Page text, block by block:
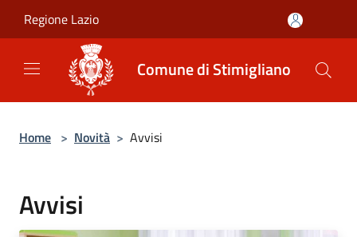
Regione Lazio
Comune di Stimigliano
Home > Novità > Avvisi
Avvisi